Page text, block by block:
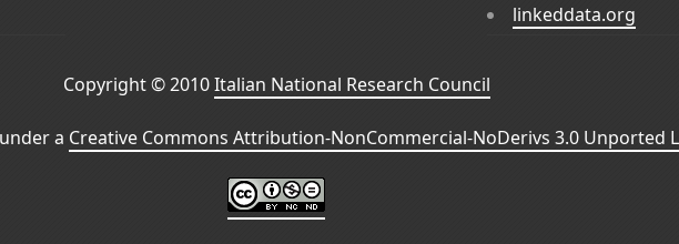
linkeddata.org
Copyright © 2010Italian National Research Council
a Creative Commons Attribution-NonCommercial-NoDerivs 3.0 Unported